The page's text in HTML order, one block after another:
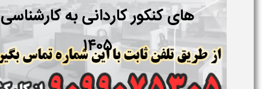
های کنکور کاردانی به کارشناسی
۱۴۰۵